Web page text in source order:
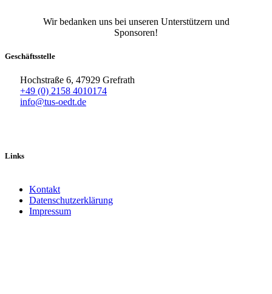
Wir bedanken uns bei unseren Unterstützern und
Sponsoren!
Geschäftsstelle
Hochstraße 6, 47929 Grefrath
+49 (0) 2158 4010174
info@tus-oedt.de
Links
Kontakt
Datenschutzerklärung
Impressum